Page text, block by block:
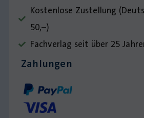
Kostenlose Zustellung
50,–)
Fachverlag seit über 25
Zahlungen